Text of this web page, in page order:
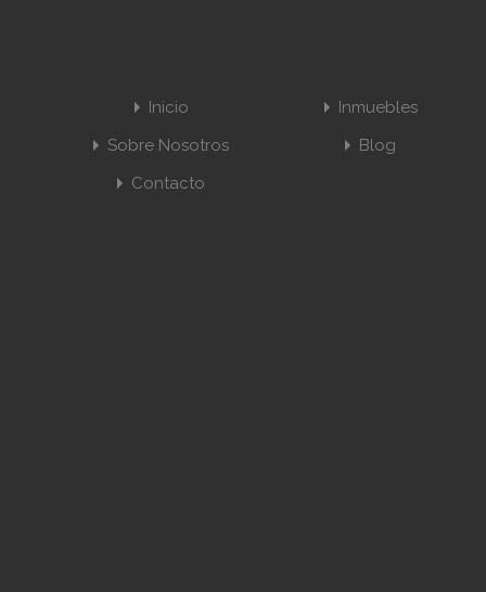
Inicio
Inmuebles
Sobre Nosotros
Blog
Contacto